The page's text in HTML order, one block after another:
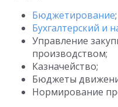
Бюджетирование;
Бухгалтерский и
Управление
производством;
Казначейство;
Бюджеты
Нормирование